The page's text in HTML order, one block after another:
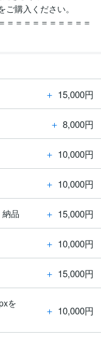
購入ください。
＝＝＝＝＝＝＝＝＝＝
＋ 15,000円
＋ 8,000円
＋ 10,000円
＋ 10,000円
品 ＋ 15,000円
＋ 10,000円
＋ 15,000円
を
＋ 10,000円